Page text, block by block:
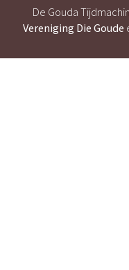
De Gouda
Vereniging Die Goude